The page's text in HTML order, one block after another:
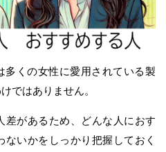
多くの女性に愛用されている製
ではありません。
差があるため、どんな人におす
いかをしっかり把握しておく